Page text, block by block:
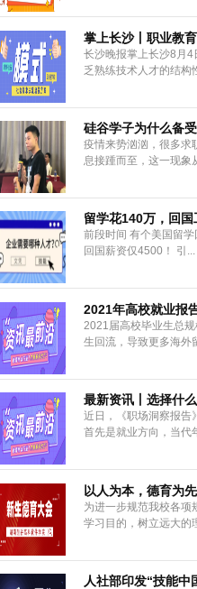
掌上长沙丨职业教
长沙晚报掌上长沙8月
乏熟练技术人才的结构
硅谷学子为什么备
疫情来势汹汹，很多求
息接踵而至，这一现象
留学花140万，回
前段时间 有个美国留
回国薪资仅4500！ 引...
2021年高校就业报
2021届高校毕业生总
生回流，导致更多海外
最新资讯丨选择什
近日，《职场洞察报告
首先是就业方向，当代
以人为本，德育为
为进一步规范我校各项
学习目的，树立远大的
人社部印发“技能中